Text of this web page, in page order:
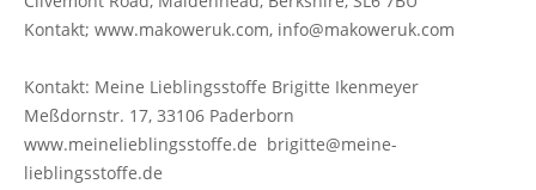
Kontakt; www.makoweruk.com, info@makoweruk.com
Kontakt: Meine Lieblingsstoffe Brigitte Ikenmeyer
Meßdornstr. 17, 33106 Paderborn
www.meinelieblingsstoffe.de brigitte@meine-
lieblingsstoffe.de